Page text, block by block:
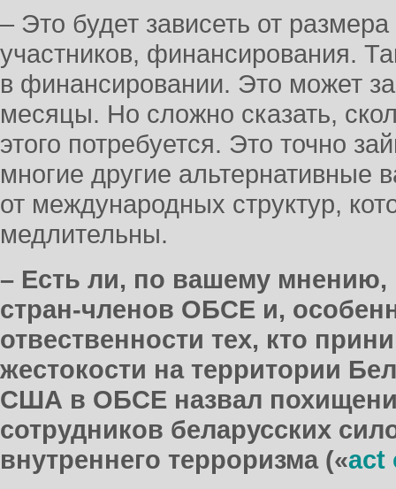
– Это будет зависеть от
участников, финансирования.
в финансировании. Это может
месяцы. Но сложно сказать,
этого потребуется. Это точно
многие другие альтернативные
от международных структур,
медлительны.
– Есть ли, по вашему мнению,
стран-членов ОБСЕ и,
отвественности тех, кто
жестокости на территории
США в ОБСЕ назвал
сотрудников беларусских
внутреннего терроризма («act